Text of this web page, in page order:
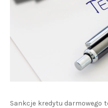
Sankcje kredytu darmowego